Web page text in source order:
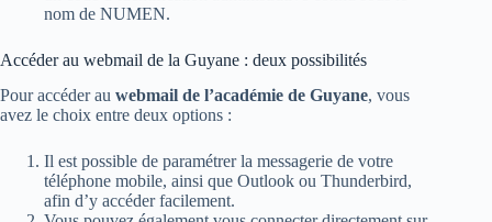
nom de NUMEN.
Accéder au webmail de la Guyane : deux possibilités
Pour accéder au webmail de l’académie de Guyane, vous
avez le choix entre deux options :
Il est possible de paramétrer la messagerie de votre
téléphone mobile, ainsi que Outlook ou Thunderbird,
afin d’y accéder facilement.